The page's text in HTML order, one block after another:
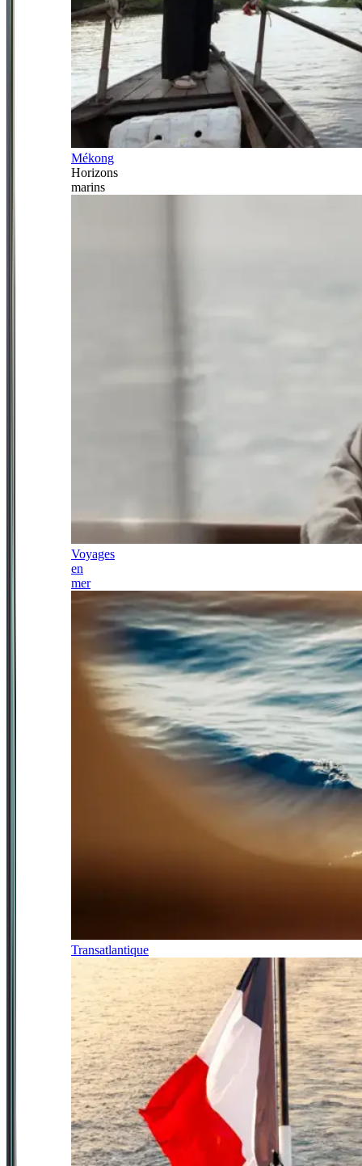
Mékong
Horizons
marins
Voyages
en
mer
Transatlantique